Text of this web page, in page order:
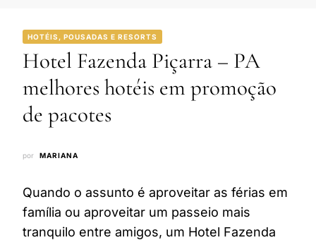
HOTÉIS, POUSADAS E RESORTS
Hotel Fazenda Piçarra – PA
melhores hotéis em promoção
de pacotes
por MARIANA
Quando o assunto é aproveitar as férias em
família ou aproveitar um passeio mais
tranquilo entre amigos, um Hotel Fazenda